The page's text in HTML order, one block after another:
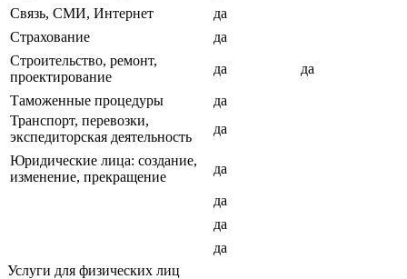
Связь, СМИ, Интернет
да
Страхование
да
Строительство, ремонт,
проектирование
да да
Таможенные процедуры
да
Транспорт, перевозки,
экспедиторская деятельность
да
Юридические лица: создание,
изменение, прекращение
да
да
да
да
Услуги для физических лиц